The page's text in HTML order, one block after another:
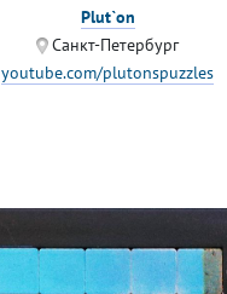
Plut`on
Санкт-Петербург
youtube.com/plutonspuzzles